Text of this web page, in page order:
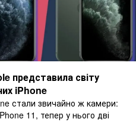
представила світу
iPhone
стали звичайно ж камери:
11, тепер у нього дві